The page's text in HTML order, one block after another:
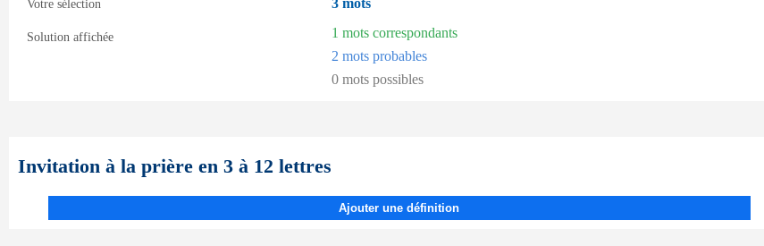
Votre sélection 3 mots
Solution affichée
1 mots correspondants
2 mots probables
0 mots possibles
Invitation à la prière en 3 à 12 lettres
Ajouter une définition